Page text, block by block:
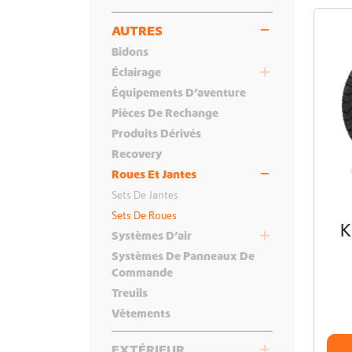
AUTRES
Bidons
Éclairage
Accessoires Pour Lampes
Barres LED
Lampes
Supports
Équipements D’aventure
Pièces De Rechange
Produits Dérivés
Recovery
Roues Et Jantes
Sets De Jantes
Sets De Roues
Systèmes D’air
Accessoires Pour Systèmes D’air
Compresseurs D’air
Kits D’amélioration
Systèmes De Panneaux De
Commande
Treuils
Vêtements